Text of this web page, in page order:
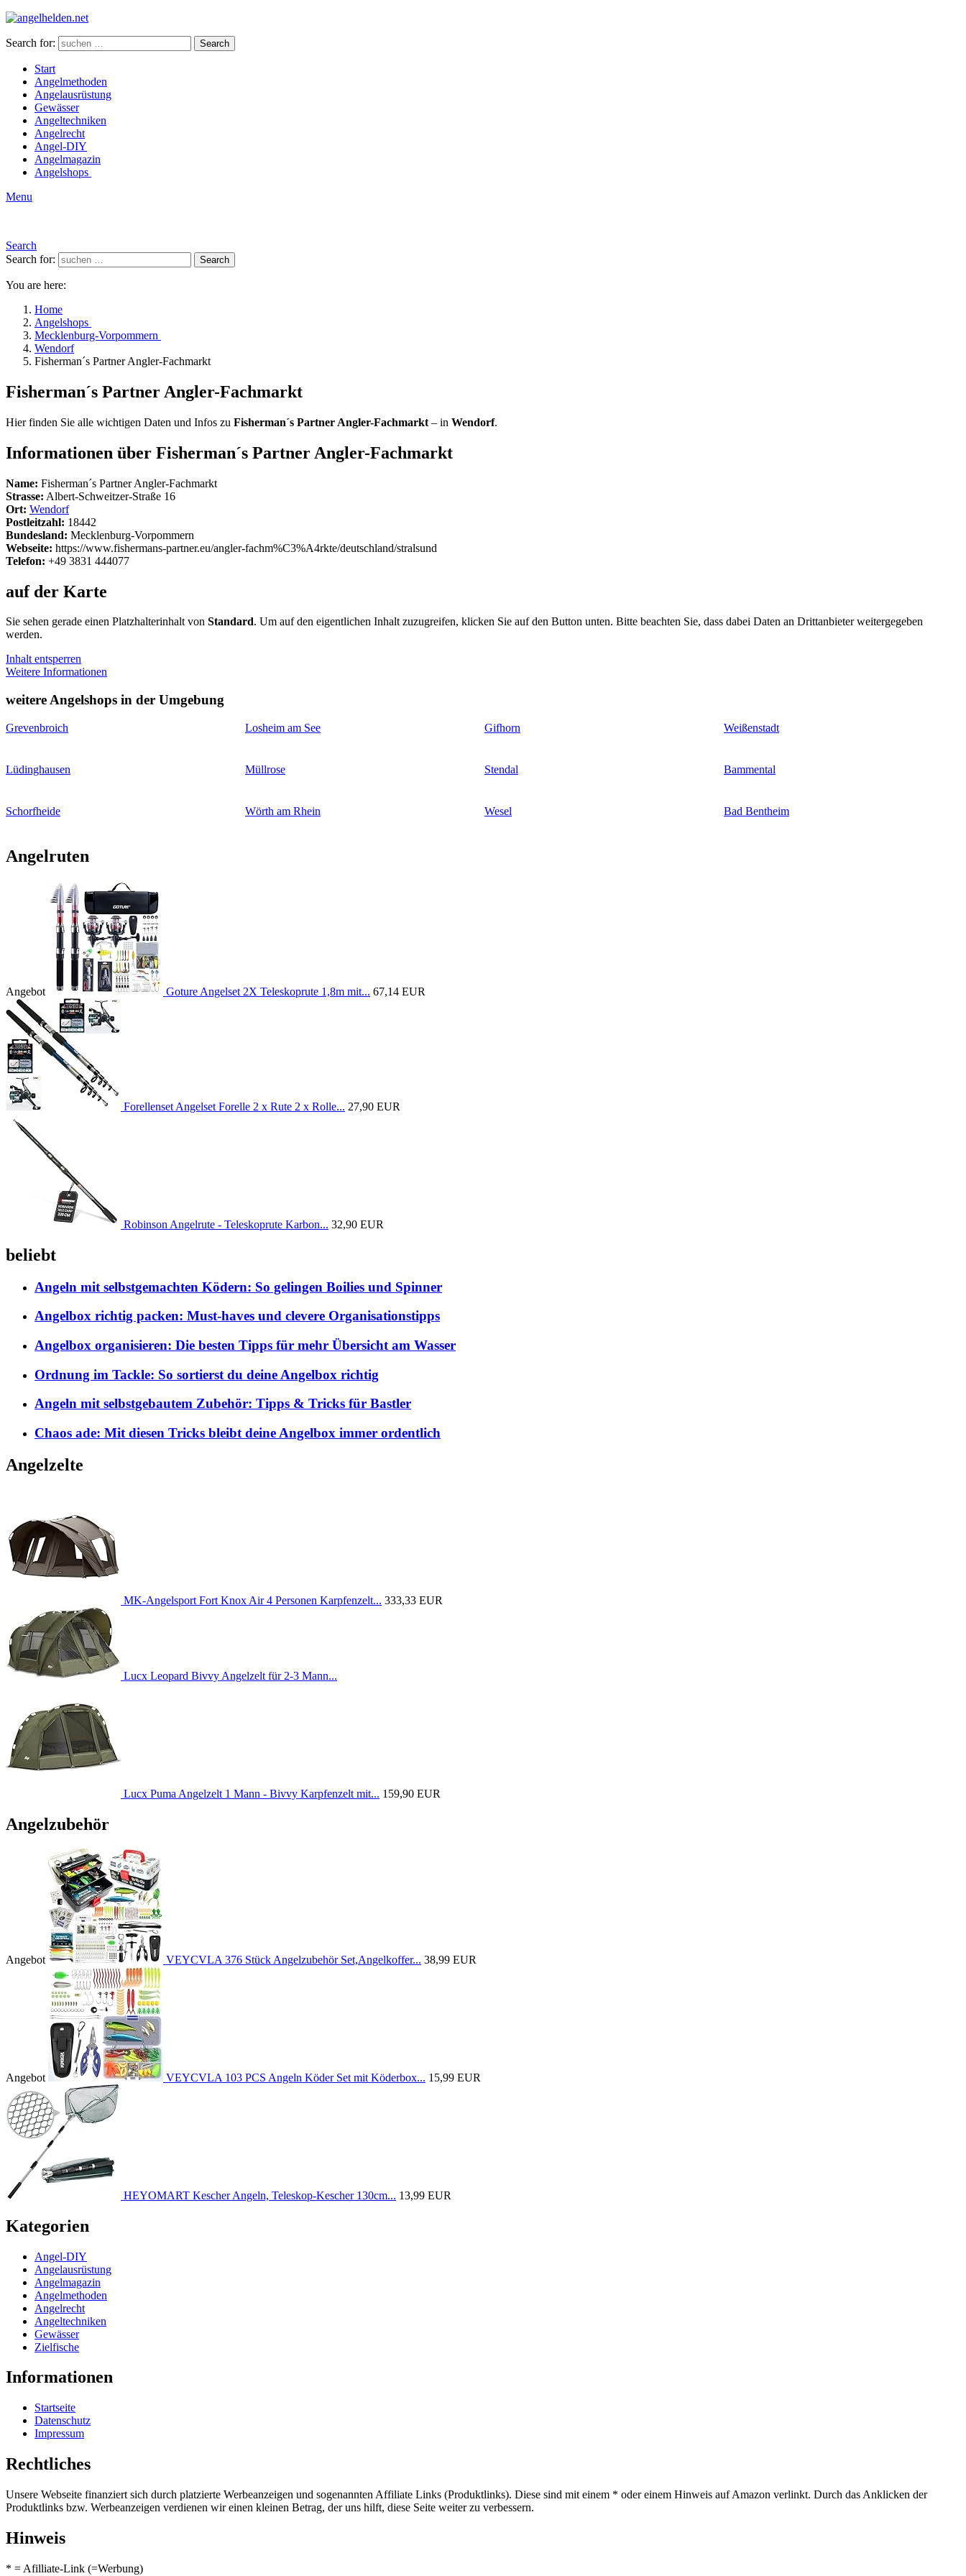
Search for: Search
Start
Angelmethoden
Angelausrüstung
Gewässer
Angeltechniken
Angelrecht
Angel-DIY
Angelmagazin
Angelshops
Menu
Search
Search for:
Search
You are here:
Home
Angelshops
Mecklenburg-Vorpommern
Wendorf
Fisherman´s Partner Angler-Fachmarkt
Fisherman´s Partner Angler-Fachmarkt
Hier finden Sie alle wichtigen Daten und Infos zu Fisherman´s Partner Angler-Fachmarkt – in Wendorf.
Informationen über Fisherman´s Partner Angler-Fachmarkt
Name: Fisherman´s Partner Angler-Fachmarkt
Strasse: Albert-Schweitzer-Straße 16
Ort: Wendorf
Postleitzahl: 18442
Bundesland: Mecklenburg-Vorpommern
Webseite: https://www.fishermans-partner.eu/angler-fachm%C3%A4rkte/deutschland/stralsund
Telefon: +49 3831 444077
auf der Karte
Sie sehen gerade einen Platzhalterinhalt von Standard. Um auf den eigentlichen Inhalt zuzugreifen, klicken Sie auf den Button unten. Bitte beachten Sie, dass dabei Daten an Drittanbieter weitergegeben
werden.
Inhalt entsperren
Weitere Informationen
weitere Angelshops in der Umgebung
Grevenbroich Losheim am See Gifhorn Weißenstadt
Lüdinghausen Müllrose Stendal Bammental
Schorfheide Wörth am Rhein Wesel Bad Bentheim
Angelruten
Angebot Goture Angelset 2X Teleskoprute 1,8m mit... 67,14 EUR
Forellenset Angelset Forelle 2 x Rute 2 x Rolle... 27,90 EUR
Robinson Angelrute - Teleskoprute Karbon... 32,90 EUR
beliebt
Angeln mit selbstgemachten Ködern: So gelingen Boilies und Spinner
Angelbox richtig packen: Must-haves und clevere Organisationstipps
Angelbox organisieren: Die besten Tipps für mehr Übersicht am Wasser
Ordnung im Tackle: So sortierst du deine Angelbox richtig
Angeln mit selbstgebautem Zubehör: Tipps & Tricks für Bastler
Chaos ade: Mit diesen Tricks bleibt deine Angelbox immer ordentlich
Angelzelte
MK-Angelsport Fort Knox Air 4 Personen Karpfenzelt... 333,33 EUR
Lucx Leopard Bivvy Angelzelt für 2-3 Mann...
Lucx Puma Angelzelt 1 Mann - Bivvy Karpfenzelt mit... 159,90 EUR
Angelzubehör
Angebot VEYCVLA 376 Stück Angelzubehör Set,Angelkoffer... 38,99 EUR
Angebot VEYCVLA 103 PCS Angeln Köder Set mit Köderbox... 15,99 EUR
HEYOMART Kescher Angeln, Teleskop-Kescher 130cm... 13,99 EUR
Kategorien
Angel-DIY
Angelausrüstung
Angelmagazin
Angelmethoden
Angelrecht
Angeltechniken
Gewässer
Zielfische
Informationen
Startseite
Datenschutz
Impressum
Rechtliches
Unsere Webseite finanziert sich durch platzierte Werbeanzeigen und sogenannten Affiliate Links (Produktlinks). Diese sind mit einem * oder einem Hinweis auf Amazon verlinkt. Durch das Anklicken der
Produktlinks bzw. Werbeanzeigen verdienen wir einen kleinen Betrag, der uns hilft, diese Seite weiter zu verbessern.
Hinweis
* = Afilliate-Link (=Werbung)